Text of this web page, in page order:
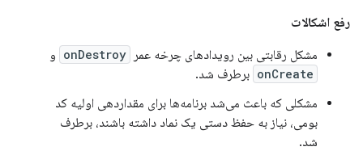
رفع اشکالات
مشکل رقابتی بین رویدادهای چرخه عمر
onDestroy و
onCreate برطرف شد.
مشکلی که باعث می‌شد برنامه‌ها برای مقداردهی اولیه کد
بومی، نیاز به حفظ دستی یک نماد داشته باشند، برطرف
شد.